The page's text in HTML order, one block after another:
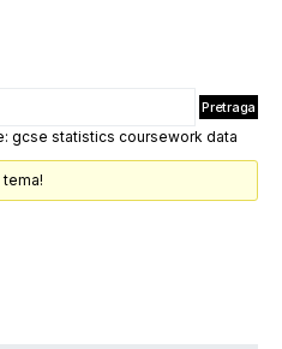
gcse statistics coursework data